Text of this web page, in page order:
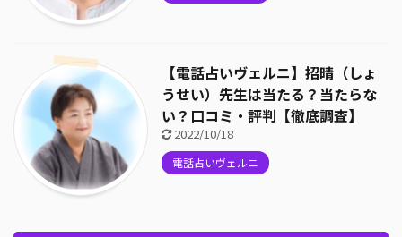
【電話占いヴェルニ】招晴（しょ
うせい）先生は当たる？当たらな
い？口コミ・評判【徹底調査】
2022/10/18
電話占いヴェルニ